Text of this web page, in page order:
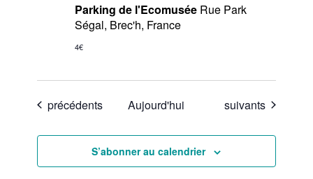
Parking de l'Ecomusée Rue Park
Ségal, Brec'h, France
4€
Évènements
précédents Aujourd'hui Évènements
suivants
S’abonner au calendrier